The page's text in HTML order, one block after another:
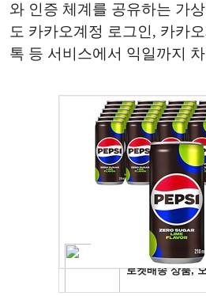
와 인증 체계를 공유하는 가
도 카카오계정 로그인, 카카
톡 등 서비스에서 익일까지